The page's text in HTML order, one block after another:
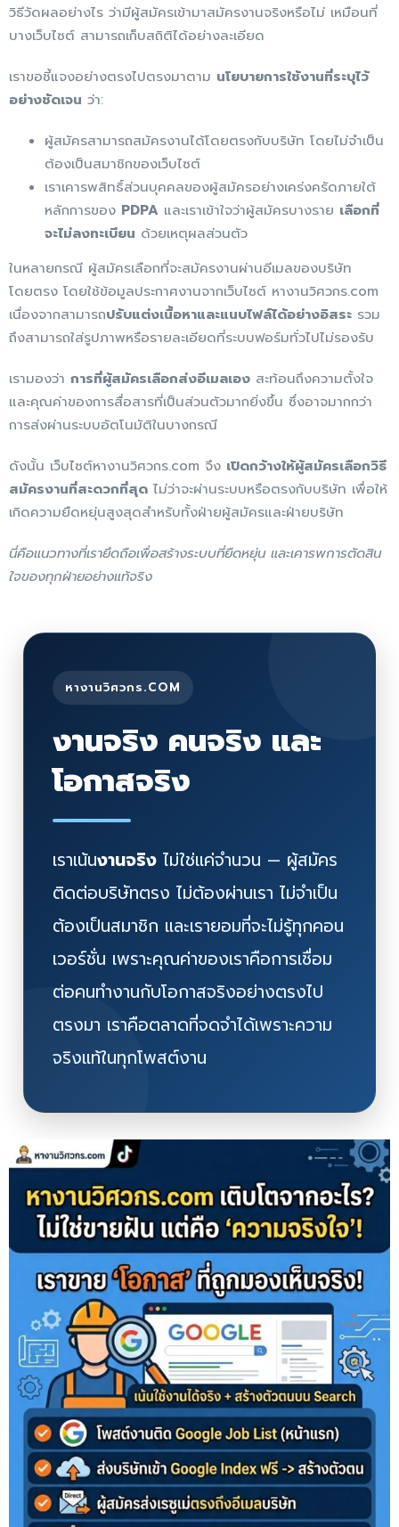
วิธีวัดผลอย่างไร ว่ามีผู้สมัครเข้ามาสมัครงานจริงหรือไม่ เหมือนที่
บางเว็บไซต์ สามารถเก็บสถิติได้อย่างละเอียด
เราขอชี้แจงอย่างตรงไปตรงมาตาม นโยบายการใช้งานที่ระบุไว้
อย่างชัดเจน ว่า:
ผู้สมัครสามารถสมัครงานได้โดยตรงกับบริษัท โดยไม่จำเป็น
ต้องเป็นสมาชิกของเว็บไซต์
เราเคารพสิทธิ์ส่วนบุคคลของผู้สมัครอย่างเคร่งครัดภายใต้
หลักการของ PDPA และเราเข้าใจว่าผู้สมัครบางราย เลือกที่
จะไม่ลงทะเบียน ด้วยเหตุผลส่วนตัว
ในหลายกรณี ผู้สมัครเลือกที่จะสมัครงานผ่านอีเมลของบริษัท
โดยตรง โดยใช้ข้อมูลประกาศงานจากเว็บไซต์ หางานวิศวกร.com
เนื่องจากสามารถปรับแต่งเนื้อหาและแนบไฟล์ได้อย่างอิสระ รวม
ถึงสามารถใส่รูปภาพหรือรายละเอียดที่ระบบฟอร์มทั่วไปไม่รองรับ
เรามองว่า การที่ผู้สมัครเลือกส่งอีเมลเอง สะท้อนถึงความตั้งใจ
และคุณค่าของการสื่อสารที่เป็นส่วนตัวมากยิ่งขึ้น ซึ่งอาจมากกว่า
การส่งผ่านระบบอัตโนมัติในบางกรณี
ดังนั้น เว็บไซต์หางานวิศวกร.com จึง เปิดกว้างให้ผู้สมัครเลือกวิธี
สมัครงานที่สะดวกที่สุด ไม่ว่าจะผ่านระบบหรือตรงกับบริษัท เพื่อให้
เกิดความยืดหยุ่นสูงสุดสำหรับทั้งฝ่ายผู้สมัครและฝ่ายบริษัท
นี่คือแนวทางที่เรายึดถือเพื่อสร้างระบบที่ยืดหยุ่น และเคารพการตัดสิน
ใจของทุกฝ่ายอย่างแท้จริง
หางานวิศวกร.COM
งานจริง คนจริง และ
โอกาสจริง
เราเน้นงานจริง ไม่ใช่แค่จำนวน — ผู้สมัคร
ติดต่อบริษัทตรง ไม่ต้องผ่านเรา ไม่จำเป็น
ต้องเป็นสมาชิก และเรายอมที่จะไม่รู้ทุกคอน
เวอร์ชั่น เพราะคุณค่าของเราคือการเชื่อม
ต่อคนทำงานกับโอกาสจริงอย่างตรงไป
ตรงมา เราคือตลาดที่จดจำได้เพราะความ
จริงแท้ในทุกโพสต์งาน